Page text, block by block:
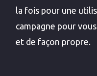
la fois pour une
campagne pour
et de façon propre.